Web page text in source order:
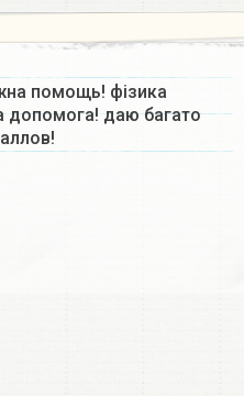
помощь! фізика
допомога! даю багато